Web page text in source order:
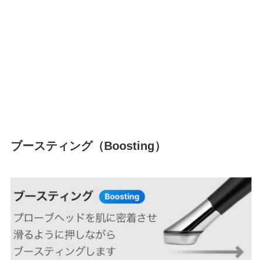
ブースティング（Boosting）